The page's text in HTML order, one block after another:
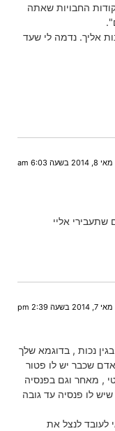
החבויות שאתה
אליך. נדמה לי שעד
מאי 8, 2014 בשעה 6:03 am
שתעבירי אליי
מאי 7, 2014 בשעה 2:39 pm
לפי הבנתי מדובר על מי שיש לו פטור 100% בגין נכות , בדוגמא שלך
שכבר יש לו פטור
, מאחר וגם בפנסיה
לו פנסיה עד גובה
לעובד לנצל את